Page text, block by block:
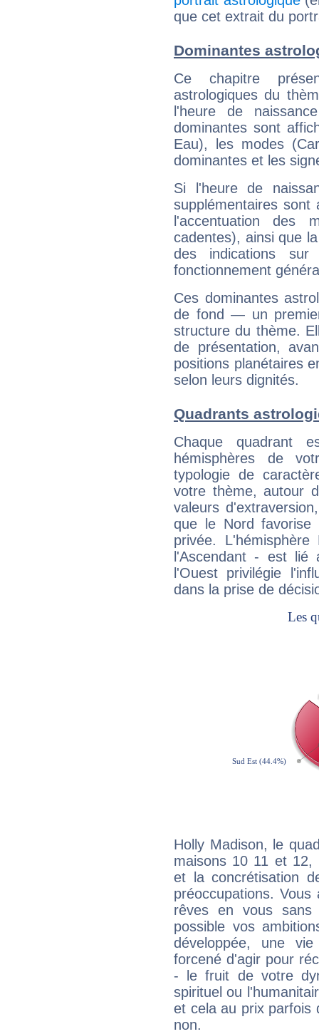
que cet extrait du
Dominantes
Ce chapitre
astrologiques du
l'heure de
dominantes sont
Eau), les modes
dominantes et les
Si l'heure de
supplémentaires sont
l'accentuation des
cadentes), ainsi que
des indications sur
fonctionnement
Ces dominantes
de fond — un
structure du thème.
de présentation,
positions planétaires
selon leurs dignités.
Quadrants
Chaque quadrant
hémisphères de
typologie de
votre thème, autour
valeurs
que le Nord favorise
privée.
l'Ascendant - est
l'Ouest privilégie
dans la prise de
Holly Madison, le
maisons 10 11 et 12,
et la concrétisation
préoccupations.
rêves en vous sans
possible vos
développée, une
forcené d'agir pour
- le fruit de votre
spirituel ou
et cela au prix parfois
non.